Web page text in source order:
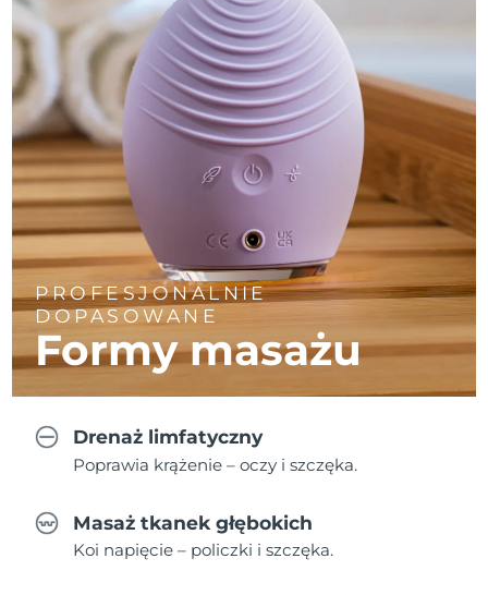
PROFESJONALNIE
DOPASOWANE
Formy masażu
Drenaż limfatyczny
Poprawia krążenie – oczy i szczęka.
Masaż tkanek głębokich
Koi napięcie – policzki i szczęka.